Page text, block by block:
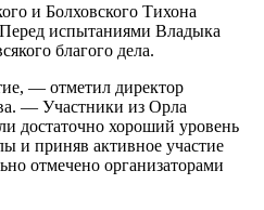
и Болховского Тихона
испытаниями Владыка
благого дела.
— отметил директор
— Участники из Орла
достаточно хороший уровень
и приняв активное участие
отмечено организаторами